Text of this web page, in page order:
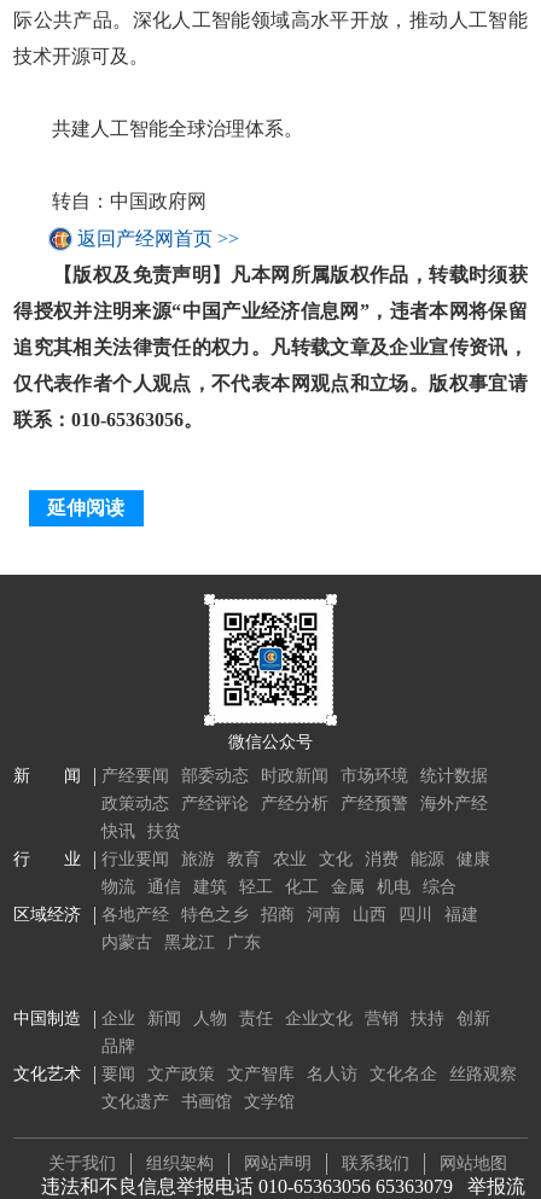
际公共产品。深化人工智能领域高水平开放，推动人工智能
技术开源可及。
共建人工智能全球治理体系。
转自：中国政府网
返回产经网首页 >>
【版权及免责声明】凡本网所属版权作品，转载时须获
得授权并注明来源“中国产业经济信息网”，违者本网将保留
追究其相关法律责任的权力。凡转载文章及企业宣传资讯，
仅代表作者个人观点，不代表本网观点和立场。版权事宜请
联系：010-65363056。
延伸阅读
微信公众号
新 闻
产经要闻 部委动态 时政新闻 市场环境
统计数据
政策动态
产经评论 产经分析 产经预警
海外产经
快讯
扶贫
行 业
行业要闻 旅游 教育 农业 文化 消费 能源
健康
物流
通信 建筑 轻工 化工 金属 机电
综合
区域经济
各地产经 特色之乡 招商 河南 山西 四川
福建
内蒙古
黑龙江 广东
中国制造 企业 新闻 人物 责任 企业文化 营销 扶持
创新
品牌
文化艺术
要闻 文产政策 文产智库 名人访 文化名企
丝路观察
文化遗产
书画馆 文学馆
关于我们 组织架构 网站声明 联系我们 网站地图
违法和不良信息举报电话 010-65363056 65363079 举报流